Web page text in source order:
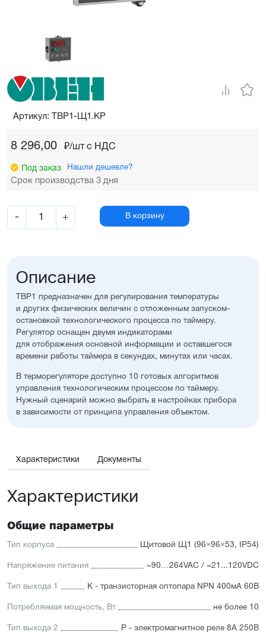
8 296,00 ₽/шт c НДС
Под заказ Нашли дешевле?
Срок производства 3 дня
- + В корзину
Артикул: ТВР1-Щ1.КР
Описание
ТВР1 предназначен для регулирования температуры
и других физических величин с отложенным запуском-
остановкой технологического процесса по таймеру.
Регулятор оснащен двумя индикаторами
для отображения основной информации и оставшегося
времени работы таймера в секундах, минутах или часах.
В терморегуляторе доступно 10 готовых алгоритмов
управления технологическим процессом по таймеру.
Нужный сценарий можно выбрать в настройках прибора
в зависимости от принципа управления объектом.
для подключения сигнализирующих устройств после
процессами в печах, камерах сушки и покраски,
ванн и полуавтоматических CIP-моек
Характеристики Документы
Характеристики
Общие параметры
Тип корпуса Щитовой Щ1 (96×96×53, IP54)
Напряжение питания ~90…264VAC / =21...120VDC
Тип выхода 1 К - транзисторная оптопара NPN 400мА 60В
Потребляемая мощность, Вт не более 10
Тип выхода 2 Р - электромагнитное реле 8А 250В